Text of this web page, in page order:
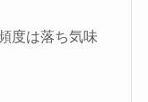
度は落ち気味